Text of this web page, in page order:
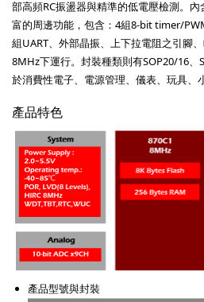
部高頻RC振盪器與精準的低電壓檢測。
富的周邊功能，包含：4組8-bit timer/
組UART、外部晶振、上下拉電阻之引腳
8MHz下運行。封裝種類則有SOP20/16、
於消費性電子、電源管理、儀表、玩具、
產品特色
產品型號與封裝